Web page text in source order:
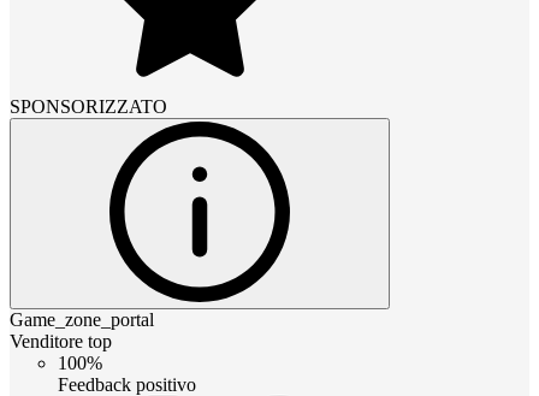
SPONSORIZZATO
Game_zone_portal
Venditore top
100%
Feedback positivo